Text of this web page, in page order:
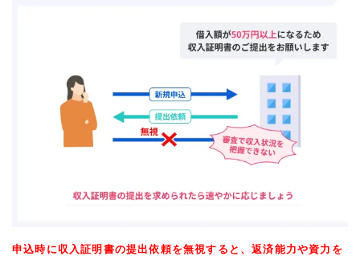
申込時に収入証明書の提出依頼を無視すると、返済能力や資力を